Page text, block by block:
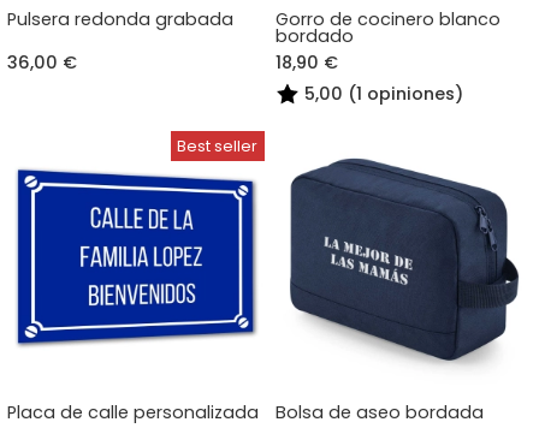
Pulsera redonda grabada
36,00 €
Gorro de cocinero blanco
bordado
18,90 €
5,00 (1 opiniones)
Placa de calle personalizada
Bolsa de aseo bordada